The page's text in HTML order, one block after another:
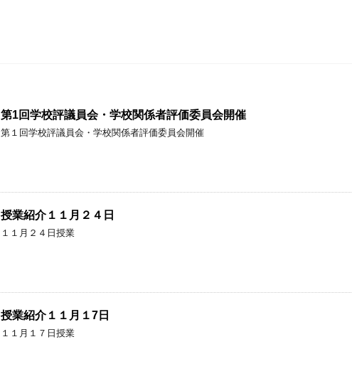
第1回学校評議員会・学校関係者評価委員会開催
第１回学校評議員会・学校関係者評価委員会開催
授業紹介１１月２４日
１１月２４日授業
授業紹介１１月１7日
１１月１７日授業